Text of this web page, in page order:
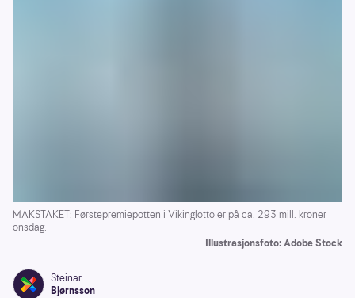
MAKSTAKET: Førstepremiepotten i Vikinglotto er på ca. 293 mill. kroner
onsdag.
Illustrasjonsfoto: Adobe Stock
Steinar
Bjørnsson